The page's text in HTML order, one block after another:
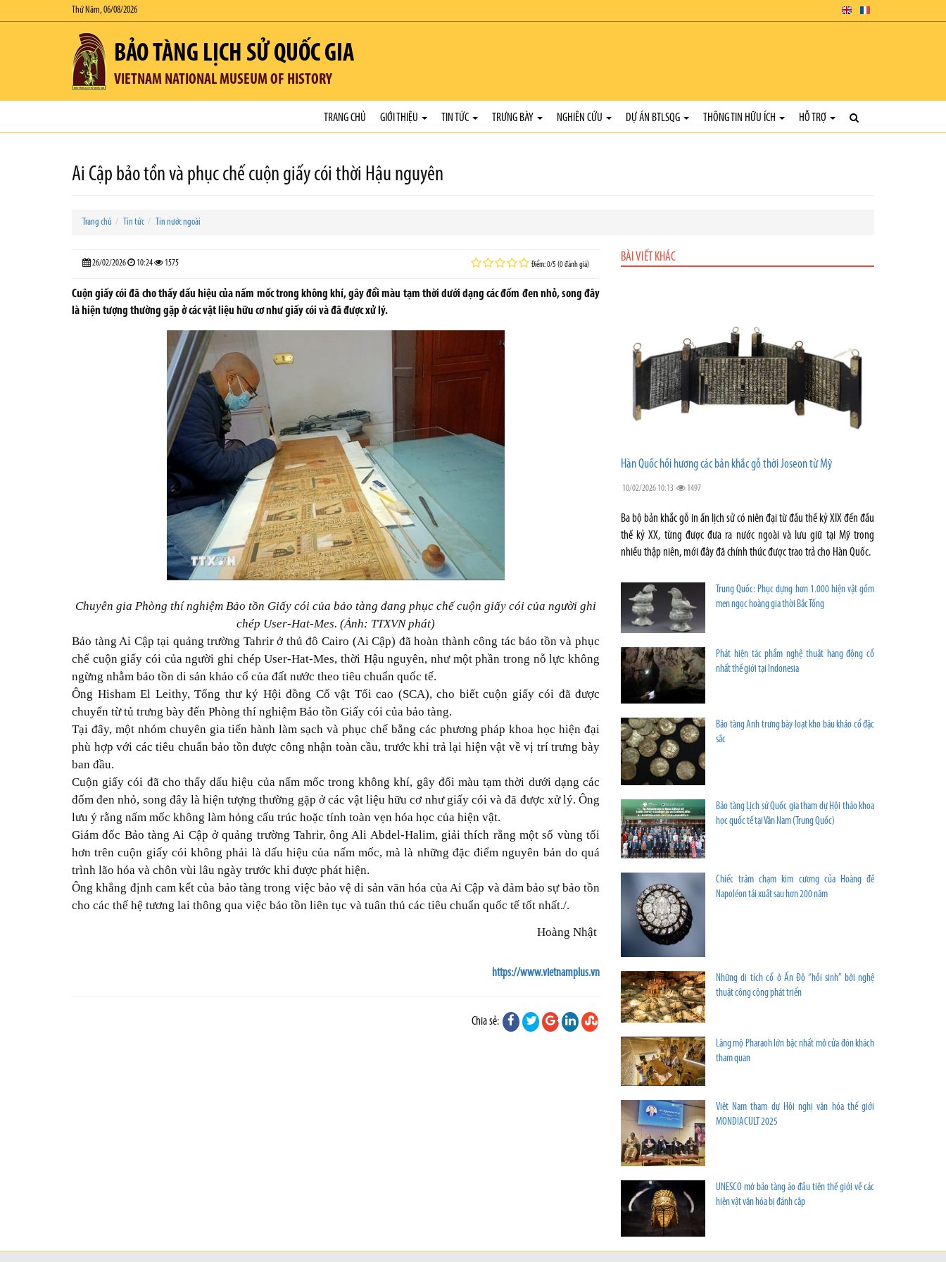
Thứ Năm, 06/08/2026
BẢO TÀNG LỊCH SỬ QUỐC GIA
VIETNAM NATIONAL MUSEUM OF HISTORY
TRANG CHỦ GIỚI THIỆU TIN TỨC TRƯNG BÀY NGHIÊN CỨU DỰ ÁN BTLSQG THÔNG TIN HỮU ÍCH HỖ TRỢ
Ai Cập bảo tồn và phục chế cuộn giấy cói thời Hậu nguyên
Trang chủ Tin tức Tin nước ngoài
26/02/2026 10:24 1575 Điểm: 0/5 (0 đánh giá)
Cuộn giấy cói đã cho thấy dấu hiệu của nấm mốc trong không khí, gây đổi màu tạm thời dưới dạng các đốm đen nhỏ, song đây
là hiện tượng thường gặp ở các vật liệu hữu cơ như giấy cói và đã được xử lý.
Chuyên gia Phòng thí nghiệm Bảo tồn Giấy cói của bảo tàng đang phục chế cuộn giấy cói của người ghi
chép User-Hat-Mes. (Ảnh: TTXVN phát)
Bảo tàng Ai Cập tại quảng trường Tahrir ở thủ đô Cairo (Ai Cập) đã hoàn thành công tác bảo tồn và phục
chế cuộn giấy cói của người ghi chép User-Hat-Mes, thời Hậu nguyên, như một phần trong nỗ lực không
ngừng nhằm bảo tồn di sản khảo cổ của đất nước theo tiêu chuẩn quốc tế.
Ông Hisham El Leithy, Tổng thư ký Hội đồng Cổ vật Tối cao (SCA), cho biết cuộn giấy cói đã được
chuyển từ tủ trưng bày đến Phòng thí nghiệm Bảo tồn Giấy cói của bảo tàng.
Tại đây, một nhóm chuyên gia tiến hành làm sạch và phục chế bằng các phương pháp khoa học hiện đại
phù hợp với các tiêu chuẩn bảo tồn được công nhận toàn cầu, trước khi trả lại hiện vật về vị trí trưng bày
ban đầu.
Cuộn giấy cói đã cho thấy dấu hiệu của nấm mốc trong không khí, gây đổi màu tạm thời dưới dạng các
đốm đen nhỏ, song đây là hiện tượng thường gặp ở các vật liệu hữu cơ như giấy cói và đã được xử lý. Ông
lưu ý rằng nấm mốc không làm hỏng cấu trúc hoặc tính toàn vẹn hóa học của hiện vật.
Giám đốc Bảo tàng Ai Cập ở quảng trường Tahrir, ông Ali Abdel-Halim, giải thích rằng một số vùng tối
hơn trên cuộn giấy cói không phải là dấu hiệu của nấm mốc, mà là những đặc điểm nguyên bản do quá
trình lão hóa và chôn vùi lâu ngày trước khi được phát hiện.
Ông khẳng định cam kết của bảo tàng trong việc bảo vệ di sản văn hóa của Ai Cập và đảm bảo sự bảo tồn
cho các thế hệ tương lai thông qua việc bảo tồn liên tục và tuân thủ các tiêu chuẩn quốc tế tốt nhất./.
Hoàng Nhật
https://www.vietnamplus.vn
Chia sẻ:
BÀI VIẾT KHÁC
Hàn Quốc hồi hương các bản khắc gỗ thời Joseon từ Mỹ
10/02/2026 10:13 1497
Ba bộ bản khắc gỗ in ấn lịch sử có niên đại từ đầu thế kỷ XIX đến đầu
thế kỷ XX, từng được đưa ra nước ngoài và lưu giữ tại Mỹ trong
nhiều thập niên, mới đây đã chính thức được trao trả cho Hàn Quốc.
Trung Quốc: Phục dựng hơn 1.000 hiện vật gốm
men ngọc hoàng gia thời Bắc Tống
Phát hiện tác phẩm nghệ thuật hang động cổ
nhất thế giới tại Indonesia
Bảo tàng Anh trưng bày loạt kho báu khảo cổ đặc
sắc
Bảo tàng Lịch sử Quốc gia tham dự Hội thảo khoa
học quốc tế tại Vân Nam (Trung Quốc)
Chiếc trâm chạm kim cương của Hoàng đế
Napoléon tái xuất sau hơn 200 năm
Những di tích cổ ở Ấn Độ “hồi sinh” bởi nghệ
thuật công cộng phát triển
Lăng mộ Pharaoh lớn bậc nhất mở cửa đón khách
tham quan
Việt Nam tham dự Hội nghị văn hóa thế giới
MONDIACULT 2025
UNESCO mở bảo tàng ảo đầu tiên thế giới về các
hiện vật văn hóa bị đánh cắp